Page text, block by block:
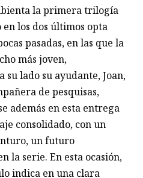
la primera trilogía
en los dos últimos opta
pasadas, en las que la
más joven,
su lado su ayudante, Joan,
de pesquisas,
además en esta entrega
consolidado, con un
un futuro
la serie. En esta ocasión,
indica en una clara